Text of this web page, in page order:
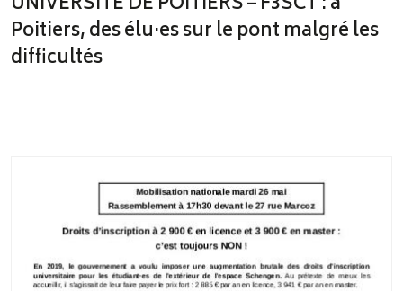
Poitiers, des élu·es sur le pont malgré les
difficultés